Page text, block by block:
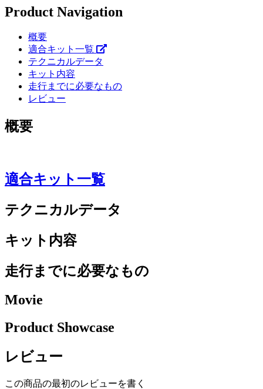
Product Navigation
概要
適合キット一覧
テクニカルデータ
キット内容
走行までに必要なもの
レビュー
概要
適合キット一覧
テクニカルデータ
キット内容
走行までに必要なもの
Movie
Product Showcase
レビュー
この商品の最初のレビューを書く